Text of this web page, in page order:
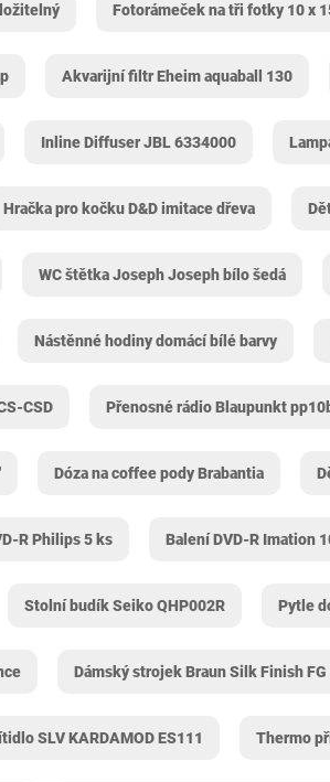
Fotorámeček na tři fotky 10 x
Akvarijní filtr Eheim aquaball 130
Inline Diffuser JBL 6334000
Hračka pro kočku D&D imitace dřeva
WC štětka Joseph Joseph bílo šedá
Nástěnné hodiny domácí bílé barvy
CSD Přenosné rádio Blaupunkt
Dóza na coffee pody Brabantia
R Philips 5 ks Balení DVD-R Imation
Stolní budík Seiko QHP002R Pytle
Dámský strojek Braun Silk Finish FG
SLV KARDAMOD ES111 Thermo